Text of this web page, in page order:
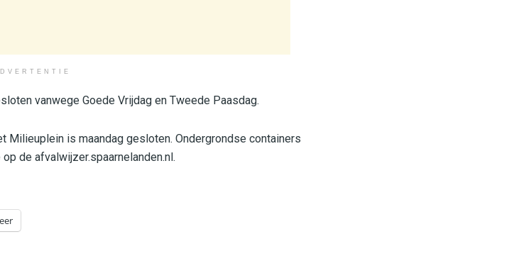
vanwege Goede Vrijdag en Tweede Paasdag.
Milieuplein is maandag gesloten. Ondergrondse containers
de afvalwijzer.spaarnelanden.nl.